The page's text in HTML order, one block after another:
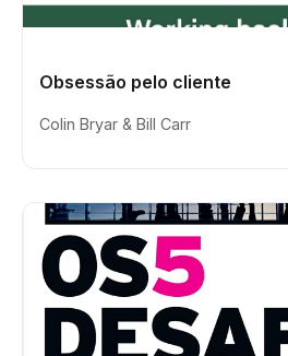
Obsessão pelo cliente
Colin Bryar & Bill Carr